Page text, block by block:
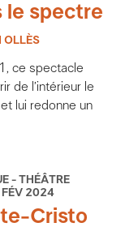
le spectre
OLLÈS
ce spectacle
de l’intérieur le
lui redonne un
- THÉÂTRE
2024
Cristo